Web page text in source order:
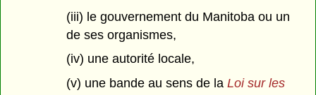
(iii) le gouvernement du Manitoba ou un
de ses organismes,
(iv) une autorité locale,
(v) une bande au sens de la Loi sur les